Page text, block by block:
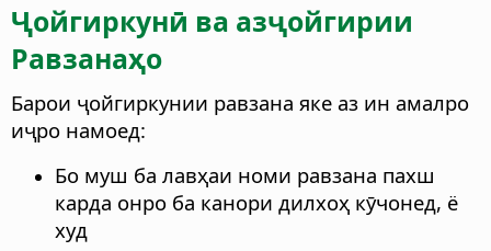
Ҷойгиркунӣ ва азҷойгирии
Равзанаҳо
Барои ҷойгиркунии равзана яке аз ин амалро
иҷро намоед:
Бо муш ба лавҳаи номи равзана пахш
карда онро ба канори дилхоҳ кӯчонед, ё
худ